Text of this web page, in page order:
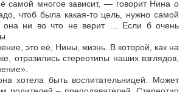
многое зависит, — говорит Нина о
чтоб была какая-то цель, нужно самой
она ни во что не верит … Если б очень
это её, Нины, жизнь. В которой, как на
отразились стереотипы наших взглядов,
хотела быть воспитательницей. Может